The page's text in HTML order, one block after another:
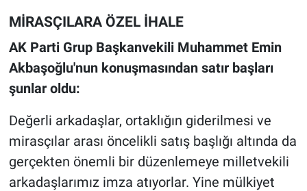
MİRASÇILARA ÖZEL İHALE
AK Parti Grup Başkanvekili Muhammet Emin
Akbaşoğlu'nun konuşmasından satır başları
şunlar oldu:
Değerli arkadaşlar, ortaklığın giderilmesi ve
mirasçılar arası öncelikli satış başlığı altında da
gerçekten önemli bir düzenlemeye milletvekili
arkadaşlarımız imza atıyorlar. Yine mülkiyet